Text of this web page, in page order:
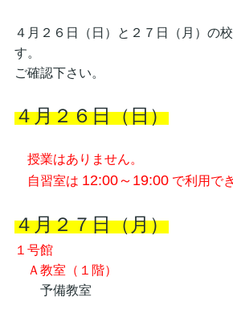
４月２６日（日）と２７日（月）の
す。
ご確認下さい。
４月２６日（日）
授業はありません。
自習室は 12:00～19:00で利用で
４月２７日（月）
１号館
Ａ教室（１階）
予備教室